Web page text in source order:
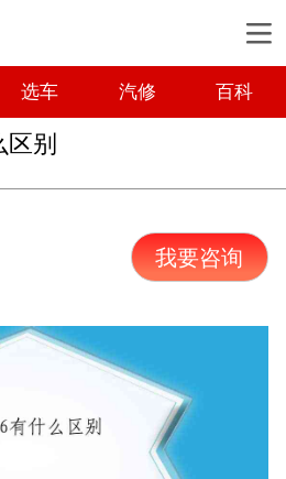
选车 汽修 百科
别
我要咨询